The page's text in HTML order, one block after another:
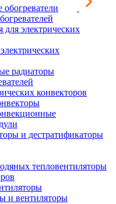
для электрических
радиаторы
конвекторов
и дестратификаторы
тепловентиляторы
и вентиляторы